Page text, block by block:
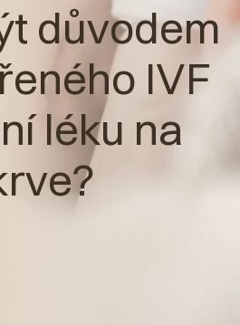
důvodem
IVF
léku na